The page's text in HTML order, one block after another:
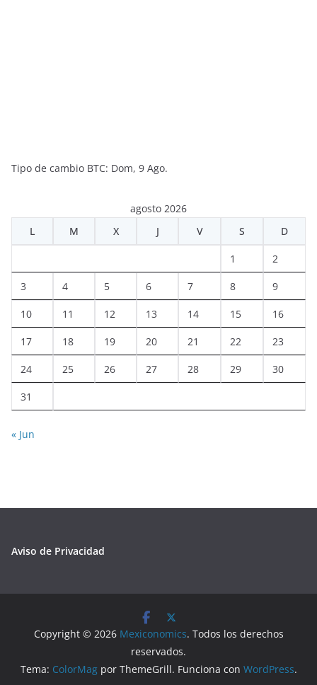
Tipo de cambio BTC: Dom, 9 Ago.
agosto 2026
L
M X J V S D
1 2
3 4 5 6 7 8 9
10 11 12 13 14 15 16
17 18 19 20 21 22 23
24 25 26 27 28 29 30
31
« Jun
Aviso de Privacidad
Copyright © 2026 Mexiconomics. Todos los derechos
reservados.
Tema: ColorMagpor ThemeGrill. Funciona con WordPress.